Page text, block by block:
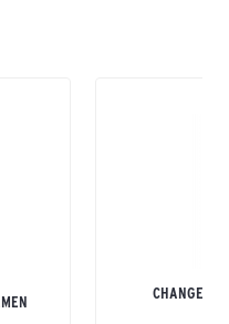
CHANGE BY